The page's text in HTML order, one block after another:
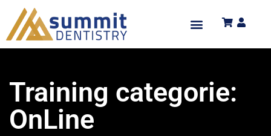
Training categorie:
OnLine